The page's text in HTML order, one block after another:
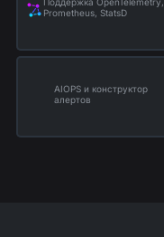
Prometheus, StatsD
AIOPS и конструктор
алертов